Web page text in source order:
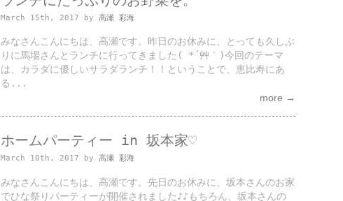
March 15th, 2017 by 高瀬 彩海
みなさんこんにちは、高瀬です。昨日のお休みに、とっても久しぶ
りに馬場さんとランチに行ってきました( *´艸｀)今回のテーマ
は、カラダに優しいサラダランチ！！ということで、恵比寿にあ
る...
more →
ホームパーティー in 坂本家♡
March 10th, 2017 by 高瀬 彩海
みなさんこんにちは、高瀬です。先日のお休みに、坂本さんのお家
でひな祭りパーティーが開催されました♪♪もちろん、坂本さんの